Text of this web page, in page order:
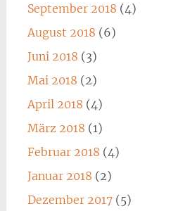
September 2018 (4)
August 2018 (6)
Juni 2018 (3)
Mai 2018 (2)
April 2018 (4)
März 2018 (1)
Februar 2018 (4)
Januar 2018 (2)
Dezember 2017(5)